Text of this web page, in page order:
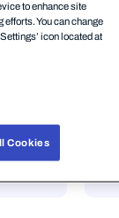
to enhance site
You can change
icon located at
Cookies